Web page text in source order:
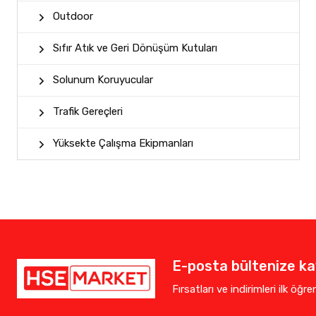
Outdoor
Sıfır Atık ve Geri Dönüşüm Kutuları
Solunum Koruyucular
Trafik Gereçleri
Yüksekte Çalışma Ekipmanları
E-posta bültenize
Fırsatları ve indirimleri ilk